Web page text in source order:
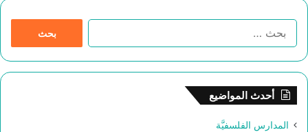
ح
أحدث المواضيع
المدارس الفلسفيَّة